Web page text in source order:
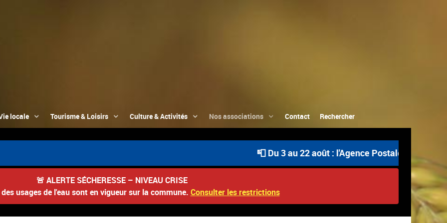
locale Tourisme & Loisirs Culture & Activités Nos associations Contact Rechercher
📮 Du 3 au 22 août : l'Agence Postale
🚨 ALERTE SÉCHERESSE – NIVEAU CRISE
usages de l'eau sont en vigueur sur la commune. Consulter les restrictions